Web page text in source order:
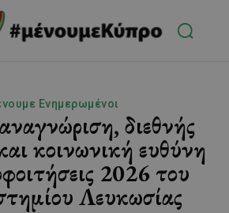
Ενημερωμένοι
διεθνής
κοινωνική ευθύνη
2026 του
Λευκωσίας